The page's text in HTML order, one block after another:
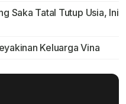
Saka Tatal Tutup Usia, Ini
Keluarga Vina